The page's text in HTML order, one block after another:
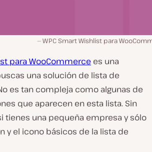
WPC Smart Wishlist para
para WooCommerce es una
una solución de lista de
es tan compleja como algunas de
que aparecen en esta lista. Sin
tienes una pequeña empresa y sólo
y el icono básicos de la lista de